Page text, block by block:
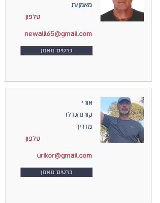
מאמן/ת
טלפון
newalll65@gmail.com
כרטיס מאמן
אורי
קורנהנדלר
מדריך
טלפון
urikor@gmail.com
כרטיס מאמן